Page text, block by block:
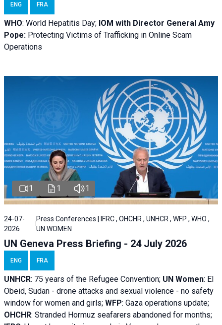
ENG FRA
WHO: World Hepatitis Day; IOM with Director General Amy
Pope: Protecting Victims of Trafficking in Online Scam
Operations
1 1 1
24-07-
2026
Press Conferences | IFRC , OHCHR , UNHCR , WFP , WHO ,
UN WOMEN
UN Geneva Press Briefing - 24 July 2026
ENG FRA
UNHCR: 75 years of the Refugee Convention; UN Women: El
Obeid, Sudan - drone attacks and sexual violence - no safety
window for women and girls; WFP: Gaza operations update;
OHCHR: Stranded Hormuz seafarers abandoned for months;